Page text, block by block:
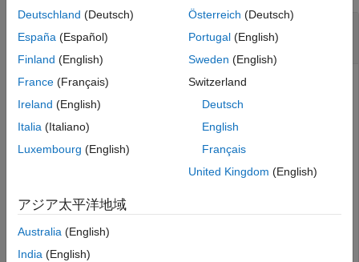
事前学習済みのイメージ ノイズ除去ネットワー
クの取得
ットワーク "DnCNN" を取得します。
net = denoisingNetwork(
Deutschland (Deutsch)
España (Español)
Finland (English)
France (Français)
Ireland (English)
Italia (Italiano)
Luxembourg (English)
Österreich (Deutsch)
Portugal(English)
Sweden (English)
Switzerland
Deutsch
English
Français
United Kingdom (English)
アジア太平洋地域
Australia (English)
India (English)